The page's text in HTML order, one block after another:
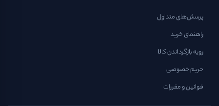
پرسش‌های متداول
راهنمای خرید
رویه بازگرداندن کالا
حریم خصوصی
قوانین و مقررات